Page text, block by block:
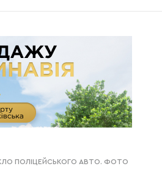
ПОЛІЦЕЙСЬКОГО АВТО. ФОТО